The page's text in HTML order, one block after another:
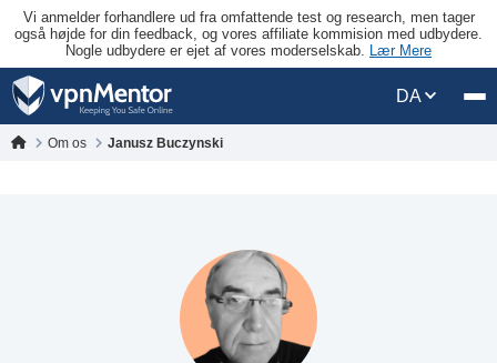
Vi anmelder forhandlere ud fra omfattende test og research, men tager
også højde for din feedback, og vores affiliate kommision med udbydere.
Nogle udbydere er ejet af vores moderselskab. Lær Mere
DA
Om os Janusz Buczynski